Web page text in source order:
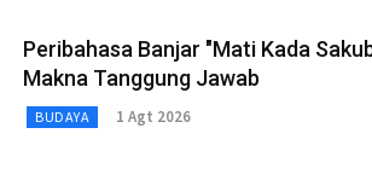
Peribahasa Banjar "Mati Kada
Makna Tanggung Jawab
BUDAYA 1 Agt 2026